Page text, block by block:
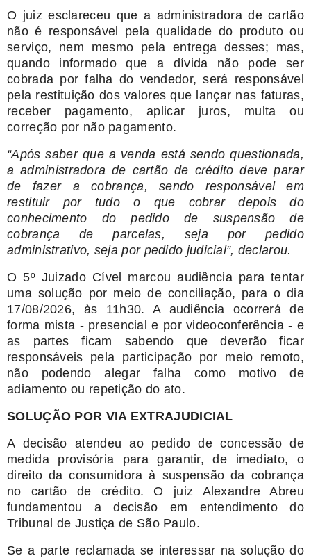
O juiz esclareceu que a administradora de cartão
não é responsável pela qualidade do produto ou
serviço, nem mesmo pela entrega desses; mas,
quando informado que a dívida não pode ser
cobrada por falha do vendedor, será responsável
pela restituição dos valores que lançar nas faturas,
receber pagamento, aplicar juros, multa ou
correção por não pagamento.
“Após saber que a venda está sendo questionada,
a administradora de cartão de crédito deve parar
de fazer a cobrança, sendo responsável em
restituir por tudo o que cobrar depois do
conhecimento do pedido de suspensão de
cobrança de parcelas, seja por pedido
administrativo, seja por pedido judicial”, declarou.
O 5º Juizado Cível marcou audiência para tentar
uma solução por meio de conciliação, para o dia
17/08/2026, às 11h30. A audiência ocorrerá de
forma mista - presencial e por videoconferência - e
as partes ficam sabendo que deverão ficar
responsáveis pela participação por meio remoto,
não podendo alegar falha como motivo de
adiamento ou repetição do ato.
SOLUÇÃO POR VIA EXTRAJUDICIAL
A decisão atendeu ao pedido de concessão de
medida provisória para garantir, de imediato, o
direito da consumidora à suspensão da cobrança
no cartão de crédito. O juiz Alexandre Abreu
fundamentou a decisão em entendimento do
Tribunal de Justiça de São Paulo.
Se a parte reclamada se interessar na solução do